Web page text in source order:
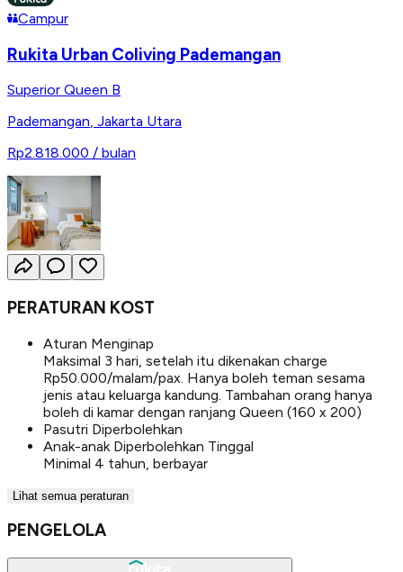
Campur
Rukita Urban Coliving Pademangan
Superior Queen B
Pademangan, Jakarta Utara
Rp2.818.000 / bulan
PERATURAN KOST
Aturan Menginap
Maksimal 3 hari, setelah itu dikenakan charge
Rp50.000/malam/pax. Hanya boleh teman sesama
jenis atau keluarga kandung. Tambahan orang hanya
boleh di kamar dengan ranjang Queen (160 x 200)
Pasutri Diperbolehkan
Anak-anak Diperbolehkan Tinggal
Minimal 4 tahun, berbayar
Lihat semua peraturan
PENGELOLA